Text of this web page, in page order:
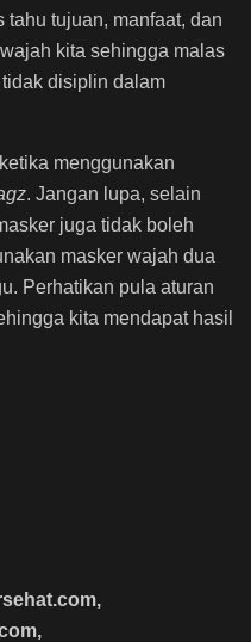
tahu tujuan, manfaat, dan
kita sehingga malas
disiplin dalam
menggunakan
. Jangan lupa, selain
juga tidak boleh
masker wajah dua
Perhatikan pula aturan
kita mendapat hasil